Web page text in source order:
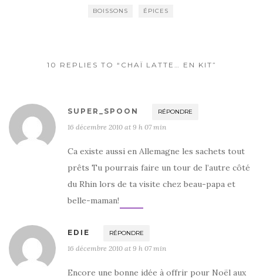
erBOISSONS ÉPICES
10 REPLIES TO “CHAÏ LATTE… EN KIT”
SUPER_SPOON RÉPONDRE
16 décembre 2010 at 9 h 07 min
Ca existe aussi en Allemagne les sachets tout
prêts Tu pourrais faire un tour de l’autre côté
du Rhin lors de ta visite chez beau-papa et
belle-maman!
EDIE RÉPONDRE
16 décembre 2010 at 9 h 07 min
Encore une bonne idée à offrir pour Noël aux